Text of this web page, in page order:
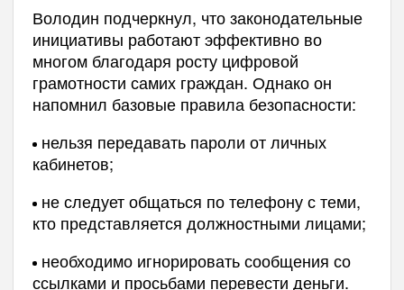
Володин подчеркнул, что законодательные
инициативы работают эффективно во
многом благодаря росту цифровой
грамотности самих граждан. Однако он
напомнил базовые правила безопасности:
нельзя передавать пароли от личных
кабинетов;
не следует общаться по телефону с теми,
кто представляется должностными лицами;
необходимо игнорировать сообщения со
ссылками и просьбами перевести деньги.